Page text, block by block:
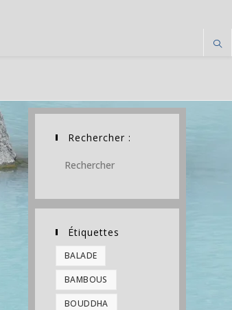
Rechercher :
Étiquettes
BALADE
BAMBOUS
BOUDDHA